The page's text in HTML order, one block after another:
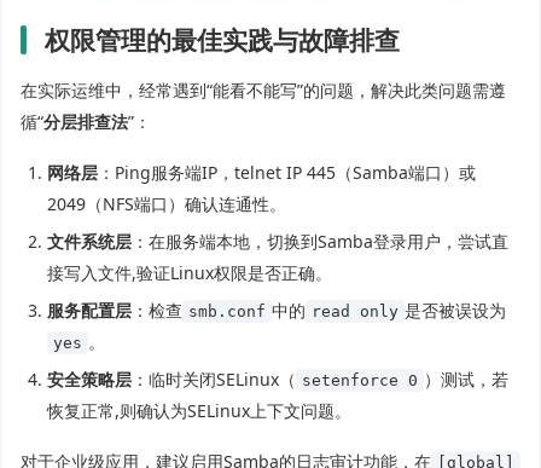
权限管理的最佳实践与故障排查
在实际运维中，经常遇到“能看不能写”的问题，解决此类问题需遵
循“分层排查法”：
网络层 ：Ping服务端IP，telnet IP 445（Samba端口）或
2049（NFS端口）确认连通性。
文件系统层 ：在服务端本地，切换到Samba登录用户，尝试直
接写入文件,验证Linux权限是否正确。
服务配置层 ：检查 smb.conf 中的 read only 是否被误设为
yes 。
安全策略层 ：临时关闭SELinux（ setenforce 0 ）测试，若
恢复正常,则确认为SELinux上下文问题。
对于企业级应用，建议启用Samba的日志审计功能，在 [global]